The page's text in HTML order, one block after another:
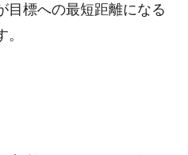
目標への最短距離になる